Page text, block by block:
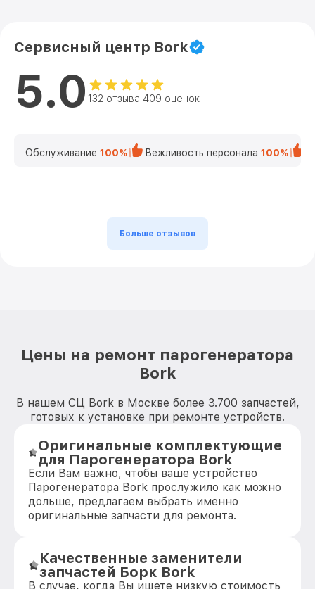
Сервисный центр Bork
5.0 132 отзыва 409 оценок
Обслуживание 100% Вежливость персонала 100%
Больше отзывов
Цены на ремонт парогенератора
Bork
В нашем СЦ Bork в Москве более 3.700 запчастей,
готовых к установке при ремонте устройств.
Оригинальные комплектующие
для Парогенератора Bork
Если Вам важно, чтобы ваше устройство
Парогенератора Bork прослужило как можно
дольше, предлагаем выбрать именно
оригинальные запчасти для ремонта.
Качественные заменители
запчастей Борк Bork
В случае, когда Вы ищете низкую стоимость